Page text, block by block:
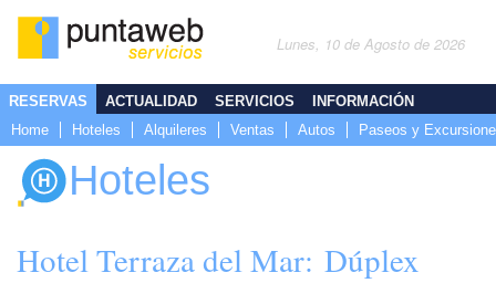
Lunes, 10 de Agosto de 2026
RESERVAS
Home
Hoteles Alquileres Ventas Autos Paseos y
ACTUALIDAD SERVICIOS INFORMACIÓN
Hoteles
Hotel Terraza del Mar: Dúplex